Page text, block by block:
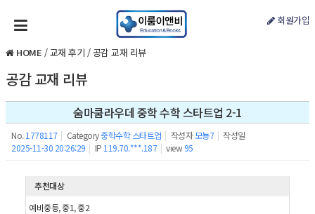
회원가입
HOME /교재 후기 /공감 교재 리뷰
공감 교재 리뷰
숨마쿰라우데 중학 수학 스타트업 2-1
No. 1778117 | Category중학수학 스타트업 | 작성자모뇽7 | 작성일
2025-11-30 20:26:29 | IP 119.70.***.187 | view 95
추천대상
예비중등, 중1, 중2